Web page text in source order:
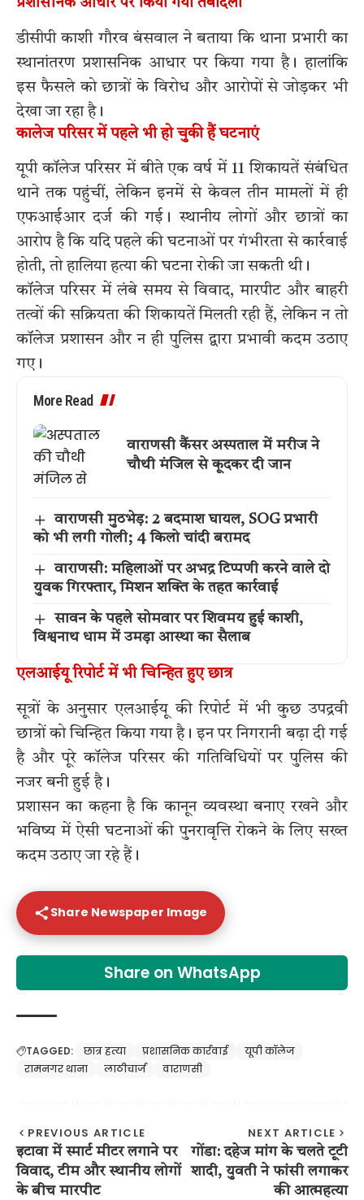
प्रशासनिक आधार पर किया गया तबादला
डीसीपी काशी गौरव बंसवाल ने बताया कि थाना प्रभारी का
स्थानांतरण प्रशासनिक आधार पर किया गया है। हालांकि
इस फैसले को छात्रों के विरोध और आरोपों से जोड़कर भी
देखा जा रहा है।
कालेज परिसर में पहले भी हो चुकी हैं घटनाएं
यूपी कॉलेज परिसर में बीते एक वर्ष में 11 शिकायतें संबंधित
थाने तक पहुंचीं, लेकिन इनमें से केवल तीन मामलों में ही
एफआईआर दर्ज की गई। स्थानीय लोगों और छात्रों का
आरोप है कि यदि पहले की घटनाओं पर गंभीरता से कार्रवाई
होती, तो हालिया हत्या की घटना रोकी जा सकती थी।
कॉलेज परिसर में लंबे समय से विवाद, मारपीट और बाहरी
तत्वों की सक्रियता की शिकायतें मिलती रही हैं, लेकिन न तो
कॉलेज प्रशासन और न ही पुलिस द्वारा प्रभावी कदम उठाए
गए।
More Read
वाराणसी कैंसर अस्पताल में मरीज ने
चौथी मंजिल से कूदकर दी जान
वाराणसी मुठभेड़: 2 बदमाश घायल, SOG प्रभारी
को भी लगी गोली; 4 किलो चांदी बरामद
वाराणसी: महिलाओं पर अभद्र टिप्पणी करने वाले दो
युवक गिरफ्तार, मिशन शक्ति के तहत कार्रवाई
सावन के पहले सोमवार पर शिवमय हुई काशी,
विश्वनाथ धाम में उमड़ा आस्था का सैलाब
एलआईयू रिपोर्ट में भी चिन्हित हुए छात्र
सूत्रों के अनुसार एलआईयू की रिपोर्ट में भी कुछ उपद्रवी
छात्रों को चिन्हित किया गया है। इन पर निगरानी बढ़ा दी गई
है और पूरे कॉलेज परिसर की गतिविधियों पर पुलिस की
नजर बनी हुई है।
प्रशासन का कहना है कि कानून व्यवस्था बनाए रखने और
भविष्य में ऐसी घटनाओं की पुनरावृत्ति रोकने के लिए सख्त
कदम उठाए जा रहे हैं।
Share Newspaper Image
Share on WhatsApp
TAGGED: छात्र हत्या प्रशासनिक कार्रवाई
यूपी कॉलेज
रामनगर थाना
लाठीचार्ज वाराणसी
PREVIOUS ARTICLE
इटावा में स्मार्ट मीटर लगाने पर
विवाद, टीम और स्थानीय लोगों
के बीच मारपीट
NEXT ARTICLE
गोंडा: दहेज मांग के चलते टूटी
शादी, युवती ने फांसी लगाकर
की आत्महत्या